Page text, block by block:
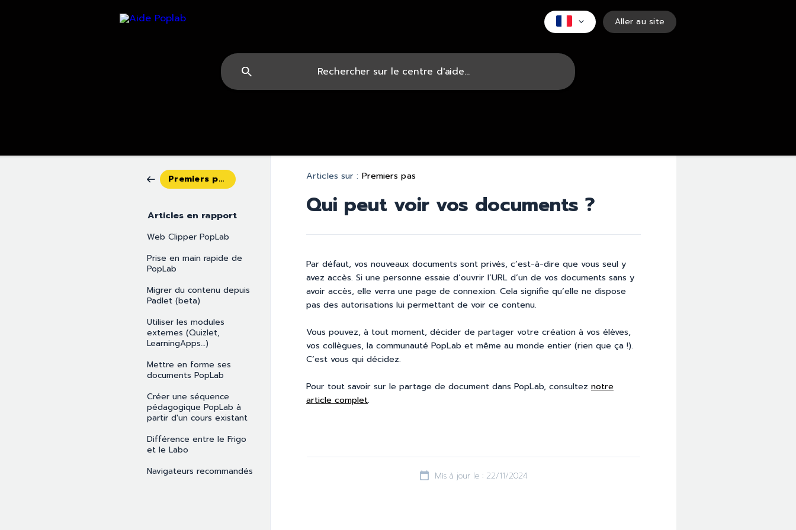
Aller au site
Premiers pas
Articles en rapport
Web Clipper PopLab
Prise en main rapide de
PopLab
Migrer du contenu depuis
Padlet (beta)
Utiliser les modules
externes (Quizlet,
LearningApps…)
Mettre en forme ses
documents PopLab
Créer une séquence
pédagogique PopLab à
partir d'un cours existant
Différence entre le Frigo
et le Labo
Navigateurs recommandés
Articles sur : Premiers pas
Qui peut voir vos documents ?
Par défaut, vos nouveaux documents sont privés, c’est-à-dire que vous seul y
avez accès. Si une personne essaie d’ouvrir l’URL d’un de vos documents sans y
avoir accès, elle verra une page de connexion. Cela signifie qu’elle ne dispose
pas des autorisations lui permettant de voir ce contenu.
Vous pouvez, à tout moment, décider de partager votre création à vos élèves,
vos collègues, la communauté PopLab et même au monde entier (rien que ça !).
C’est vous qui décidez.
Pour tout savoir sur le partage de document dans PopLab, consultez notre
article complet.
Mis à jour le : 22/11/2024